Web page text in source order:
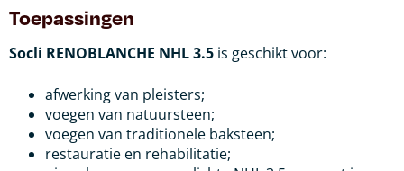
Toepassingen
Socli RENOBLANCHE NHL 3.5 is geschikt voor:
afwerking van pleisters;
voegen van natuursteen;
voegen van traditionele baksteen;
restauratie en rehabilitatie;